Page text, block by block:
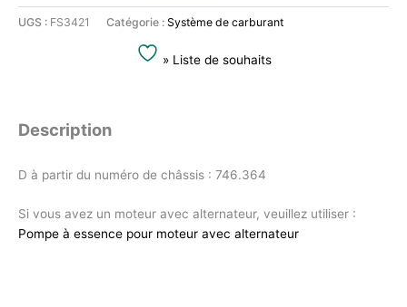
UGS : FS3421 Catégorie : Système de carburant
» Liste de souhaits
Description
D à partir du numéro de châssis : 746.364
Si vous avez un moteur avec alternateur, veuillez utiliser :
Pompe à essence pour moteur avec alternateur